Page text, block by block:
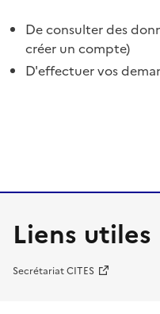
De consulter des
créer un compte)
D'effectuer vos
Liens utiles
Secrétariat CITES